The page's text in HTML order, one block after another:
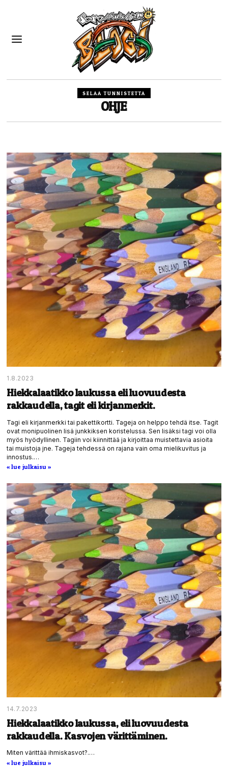
SELAA TUNNISTETTA
OHJE
1.8.2023
Hiekkalaatikko laukussa eli luovuudesta
rakkaudella, tagit eli kirjanmerkit.
Tagi eli kirjanmerkki tai pakettikortti. Tageja on helppo tehdä itse. Tagit
ovat monipuolinen lisä junkkiksen koristelussa. Sen lisäksi tagi voi olla
myös hyödyllinen. Tagiin voi kiinnittää ja kirjoittaa muistettavia asioita
tai muistoja jne. Tageja tehdessä on rajana vain oma mielikuvitus ja
innostus.…
« lue julkaisu »
14.7.2023
Hiekkalaatikko laukussa, eli luovuudesta
rakkaudella. Kasvojen värittäminen.
Miten värittää ihmiskasvot?.…
« lue julkaisu »